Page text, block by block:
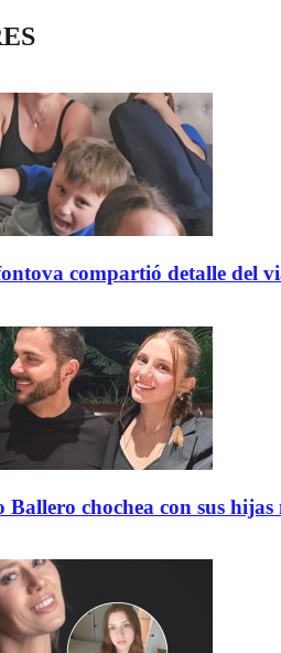
compartió detalle del
chochea con sus